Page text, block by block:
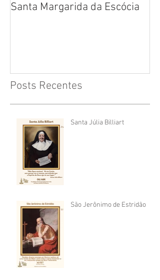
Santa Margarida da Escócia
Posts Recentes
Santa Júlia Billiart
São Jerônimo de Estridão